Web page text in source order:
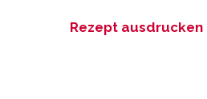
Rezept ausdrucken